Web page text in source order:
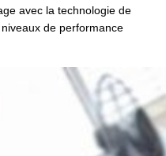
avec la technologie de
de performance